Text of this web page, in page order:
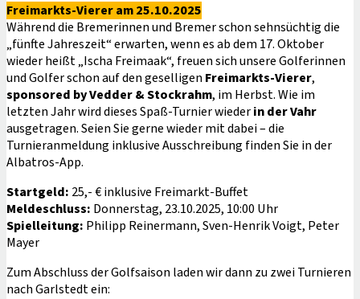
Freimarkts-Vierer am 25.10.2025
Während die Bremerinnen und Bremer schon sehnsüchtig die
„fünfte Jahreszeit“ erwarten, wenn es ab dem 17. Oktober
wieder heißt „Ischa Freimaak“, freuen sich unsere Golferinnen
und Golfer schon auf den geselligenFreimarkts-Vierer,
sponsored by Vedder & Stockrahm, im Herbst. Wie im
letzten Jahr wird dieses Spaß-Turnier wiederin der Vahr
ausgetragen. Seien Sie gerne wieder mit dabei – die
Turnieranmeldung inklusive Ausschreibung finden Sie in der
Albatros-App.
Startgeld: 25,- € inklusive Freimarkt-Buffet
Meldeschluss: Donnerstag, 23.10.2025, 10:00 Uhr
Spielleitung: Philipp Reinermann, Sven-Henrik Voigt, Peter
Mayer
Zum Abschluss der Golfsaison laden wir dann zu zwei Turnieren
nach Garlstedt ein: